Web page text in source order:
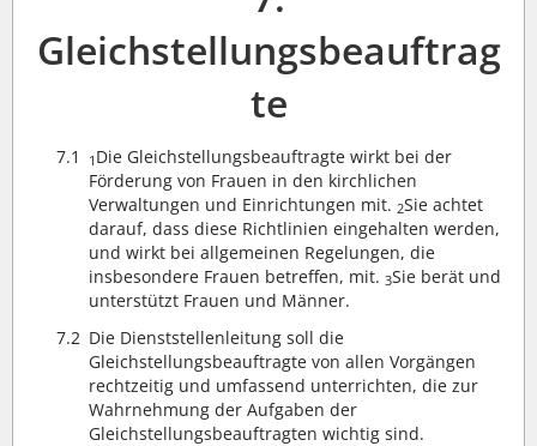
Gleichstellungsbeauftrag
te
7.1 1 Die Gleichstellungsbeauftragte wirkt bei der
Förderung von Frauen in den kirchlichen
Verwaltungen und Einrichtungen mit. 2Sie achtet
darauf, dass diese Richtlinien eingehalten werden,
und wirkt bei allgemeinen Regelungen, die
insbesondere Frauen betreffen, mit. 3Sie berät und
unterstützt Frauen und Männer.
7.2 Die Dienststellenleitung soll die
Gleichstellungsbeauftragte von allen Vorgängen
rechtzeitig und umfassend unterrichten, die zur
Wahrnehmung der Aufgaben der
Gleichstellungsbeauftragten wichtig sind.